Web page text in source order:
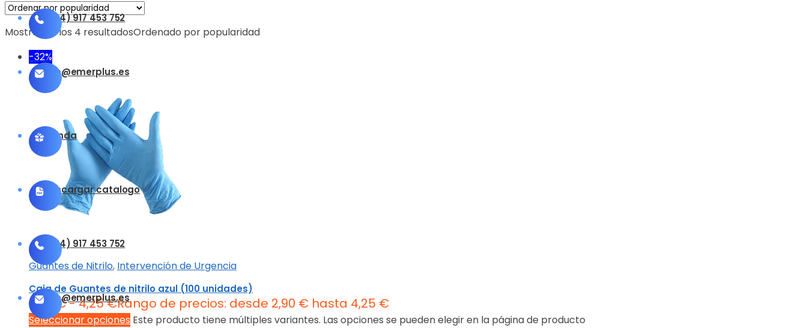
(+34) 917 453 752
info@emerplus.es
Tienda
Descargar catalogo
(+34) 917 453 752
info@emerplus.es
Mostrando los 4 resultadosOrdenado por popularidad
-32%
Guantes de Nitrilo, Intervención de Urgencia
Caja de Guantes de nitrilo azul (100 unidades)
2,90 €-4,25€Rango de precios: desde 2,90 € hasta 4,25 €
Seleccionar opciones Este producto tiene múltiples variantes. Las opciones se pueden elegir en la página de producto